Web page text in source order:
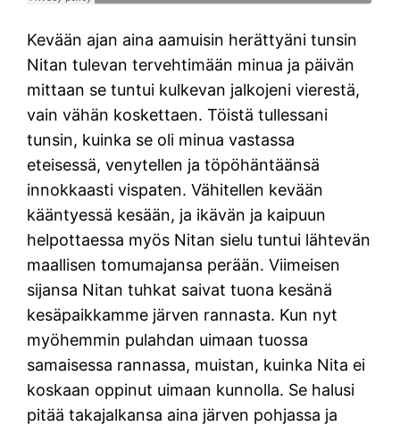
Kevään ajan aina aamuisin herättyäni tunsin
Nitan tulevan tervehtimään minua ja päivän
mittaan se tuntui kulkevan jalkojeni vierestä,
vain vähän koskettaen. Töistä tullessani
tunsin, kuinka se oli minua vastassa
eteisessä, venytellen ja töpöhäntäänsä
innokkaasti vispaten. Vähitellen kevään
kääntyessä kesään, ja ikävän ja kaipuun
helpottaessa myös Nitan sielu tuntui lähtevän
maallisen tomumajansa perään. Viimeisen
sijansa Nitan tuhkat saivat tuona kesänä
kesäpaikkamme järven rannasta. Kun nyt
myöhemmin pulahdan uimaan tuossa
samaisessa rannassa, muistan, kuinka Nita ei
koskaan oppinut uimaan kunnolla. Se halusi
pitää takajalkansa aina järven pohjassa ja